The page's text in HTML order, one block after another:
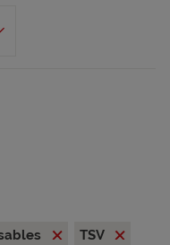
TSV